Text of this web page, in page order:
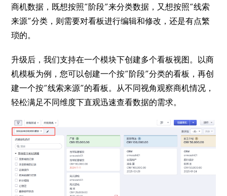
商机数据，既想按照“阶段”来分类数据，又想按照“线索
来源”分类，则需要对看板进行编辑和修改，还是有点繁
琐的。
升级后，我们支持在一个模块下创建多个看板视图。以商
机模板为例，您可以创建一个按“阶段”分类的看板，再创
建一个按“线索来源”的看板。从不同视角观察商机情况，
轻松满足不同维度下直观迅速查看数据的需求。